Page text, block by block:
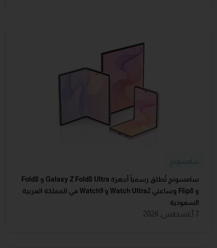
سامسونج
سامسونج تُطلق رسمياً أجهزة Galaxy Z Fold8 Ultra و Fold8
و Flip8 وساعتي Watch Ultra2 و Watch9 في المملكة العربية
السعودية
7 أغسطس, 2026